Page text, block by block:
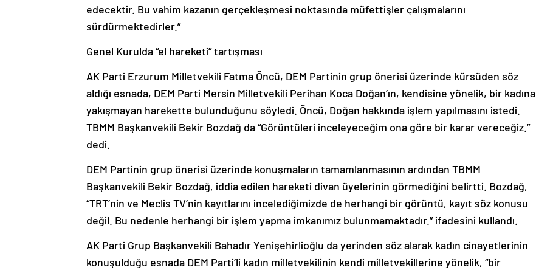
edecektir. Bu vahim kazanın gerçekleşmesi noktasında müfettişler çalışmalarını
sürdürmektedirler.”
Genel Kurulda “el hareketi” tartışması
AK Parti Erzurum Milletvekili Fatma Öncü, DEM Partinin grup önerisi üzerinde kürsüden söz
aldığı esnada, DEM Parti Mersin Milletvekili Perihan Koca Doğan’ın, kendisine yönelik, bir kadına
yakışmayan harekette bulunduğunu söyledi. Öncü, Doğan hakkında işlem yapılmasını istedi.
TBMM Başkanvekili Bekir Bozdağ da “Görüntüleri inceleyeceğim ona göre bir karar vereceğiz.”
dedi.
DEM Partinin grup önerisi üzerinde konuşmaların tamamlanmasının ardından TBMM
Başkanvekili Bekir Bozdağ, iddia edilen hareketi divan üyelerinin görmediğini belirtti. Bozdağ,
“TRT’nin ve Meclis TV’nin kayıtlarını incelediğimizde de herhangi bir görüntü, kayıt söz konusu
değil. Bu nedenle herhangi bir işlem yapma imkanımız bulunmamaktadır.” ifadesini kullandı.
AK Parti Grup Başkanvekili Bahadır Yenişehirlioğlu da yerinden söz alarak kadın cinayetlerinin
konuşulduğu esnada DEM Parti’li kadın milletvekilinin kendi milletvekillerine yönelik, “bir